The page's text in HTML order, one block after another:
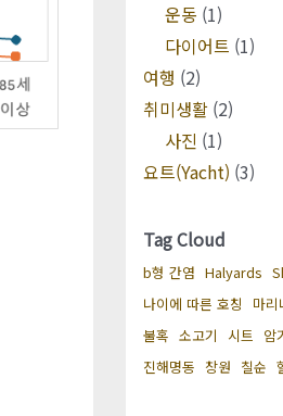
운동 (1)
다이어트 (1)
여행 (2)
취미생활 (2)
사진 (1)
요트(Yacht) (3)
Tag Cloud
b형 간염 Halyards
나이에 따른 호칭
마리
불혹 소고기 시트 암
진해명동 창원 칠순